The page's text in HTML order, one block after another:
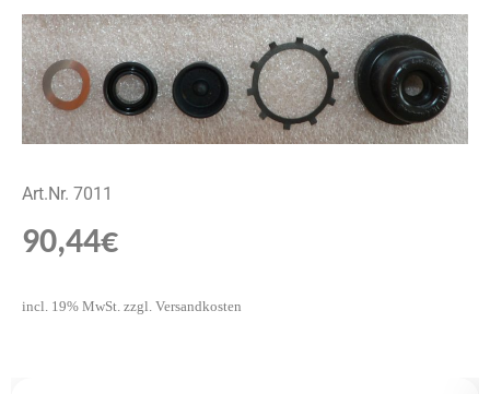
Art.Nr. 7011
90,44€
incl. 19% MwSt. zzgl. Versandkosten